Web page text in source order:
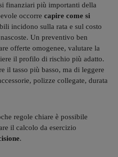
finanziari più importanti della
occorre capire come si
incidono sulla rata e sul costo
Un preventivo ben
offerte omogenee, valutare la
il profilo di rischio più adatto.
il tasso più basso, ma di leggere
polizze collegate, durata
regole chiare è possibile
il calcolo da esercizio
.